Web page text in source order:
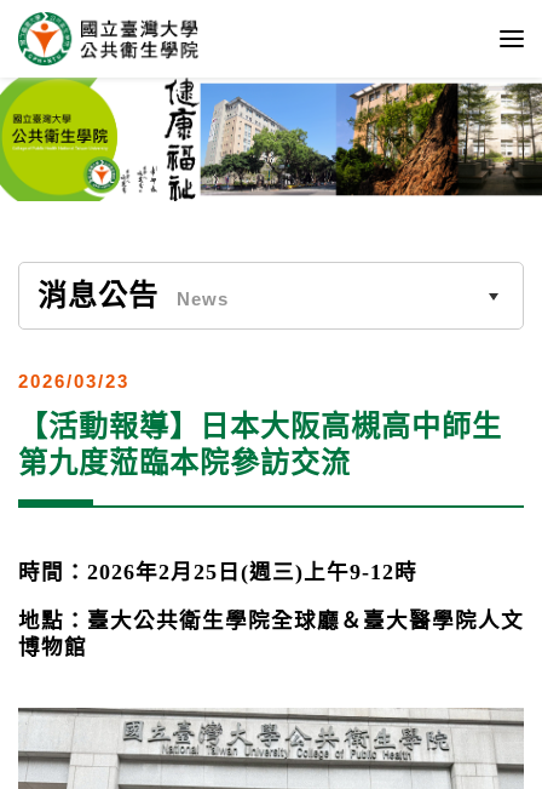
消息公告 News
2026/03/23
【活動報導】日本大阪高槻高中師生
第九度蒞臨本院參訪交流
時間：2026年2月25日(週三)上午9-12時
地點：臺大公共衛生學院全球廳＆臺大醫學院人文
博物館